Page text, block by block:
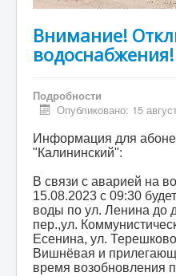
Внимание!
водоснабжения!
Подробности
Опубликовано: 15
Информация для
"Калининский":
В связи с аварией на
15.08.2023 с 09:30
воды по ул. Ленина до
пер.,ул.
Есенина, ул.
Вишнёвая и
время возобновления